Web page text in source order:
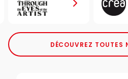
DÉCOUVREZ TOUTES